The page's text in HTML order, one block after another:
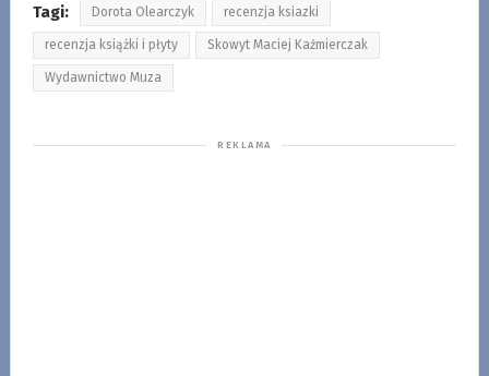
Tagi: Dorota Olearczyk recenzja ksiazki
recenzja książki i płyty Skowyt Maciej Kaźmierczak
Wydawnictwo Muza